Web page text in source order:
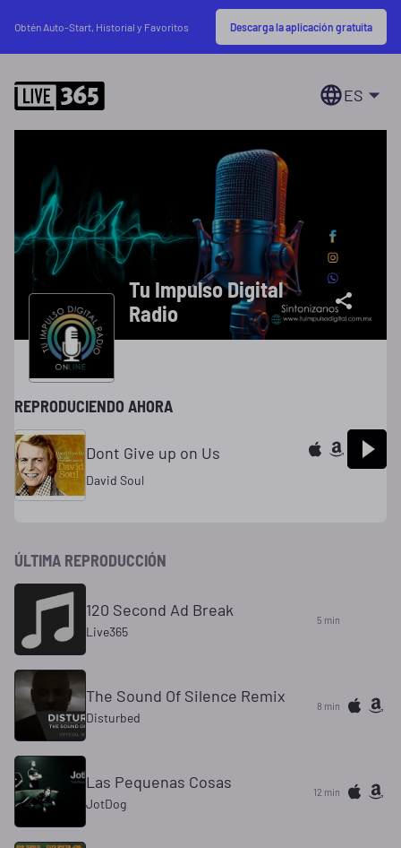
Obtén Auto-Start, Historial y Favoritos Descarga la aplicación gratuita
ES
Tu Impulso Digital
Radio
REPRODUCIENDO AHORA
Dont Give up on Us
David Soul
ÚLTIMA REPRODUCCIÓN
120 Second Ad Break
Live365
5 min
The Sound Of Silence Remix
Disturbed
8 min
Las Pequenas Cosas
JotDog
12 min